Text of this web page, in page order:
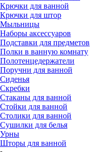
Крючки для ванной
Крючки для штор
Мыльницы
Наборы аксессуаров
Подставки для предметов
Полки в ванную комнату
Полотенцедержатели
Поручни для ванной
Сиденья
Скребки
Стаканы для ванной
Стойки для ванной
Столики для ванной
Сушилки для белья
Урны
Шторы для ванной